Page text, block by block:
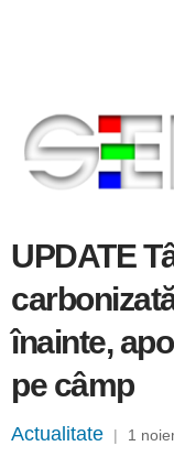
UPDATE
înainte,
pe câmp
Actualitate | 1